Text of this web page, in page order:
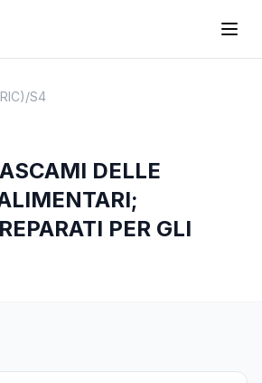
/S4
DELLE
PER GLI